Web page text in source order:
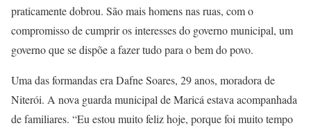
praticamente dobrou. São mais homens nas ruas, com o
compromisso de cumprir os interesses do governo municipal, um
governo que se dispõe a fazer tudo para o bem do povo.
Uma das formandas era Dafne Soares, 29 anos, moradora de
Niterói. A nova guarda municipal de Maricá estava acompanhada
de familiares. “Eu estou muito feliz hoje, porque foi muito tempo